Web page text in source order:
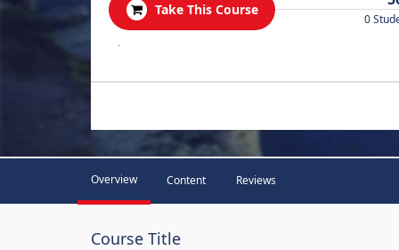
Take This Course
0
.
Overview Content Reviews
Course Title